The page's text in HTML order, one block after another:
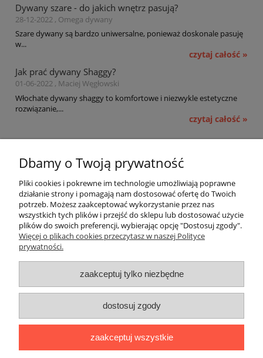
Dywany szare - do jakich wnętrz pasują?
28-12-2022 , Omega dywany
Szare dywany są bardzo uniwersalne, ponieważ doskonale pasuję
w...
czytaj całość »
Jak prać dywany Shaggy?
01-06-2022 , Maciej Węgłowski
Włochate dywany shaggy to komfortowe i niezwykle estetyczne
rozwiązanie,...
czytaj całość »
Płatności i dostawa
Informacje
O nas
Witosz i Spółka
44-203 Rybnik ul. Brzezińska 50c
telefon:511760570
Facebook
Dbamy o Twoją prywatność
Pliki cookies i pokrewne im technologie umożliwiają poprawne
działanie strony i pomagają nam dostosować ofertę do Twoich
potrzeb. Możesz zaakceptować wykorzystanie przez nas
wszystkich tych plików i przejść do sklepu lub dostosować użycie
plików do swoich preferencji, wybierając opcję "Dostosuj zgody".
Więcej o plikach cookies przeczytasz w naszej Polityce
prywatności.
zaakceptuj tylko niezbędne
dostosuj zgody
zaakceptuj wszystkie